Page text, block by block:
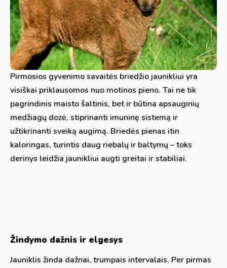
Pirmosios gyvenimo savaitės briedžio jaunikliui yra
visiškai priklausomos nuo motinos pieno. Tai ne tik
pagrindinis maisto šaltinis, bet ir būtina apsauginių
medžiagų dozė, stiprinanti imuninę sistemą ir
užtikrinanti sveiką augimą. Briedės pienas itin
kaloringas, turintis daug riebalų ir baltymų – toks
derinys leidžia jaunikliui augti greitai ir stabiliai.
Žindymo dažnis ir elgesys
Jauniklis žinda dažnai, trumpais intervalais. Per pirmas